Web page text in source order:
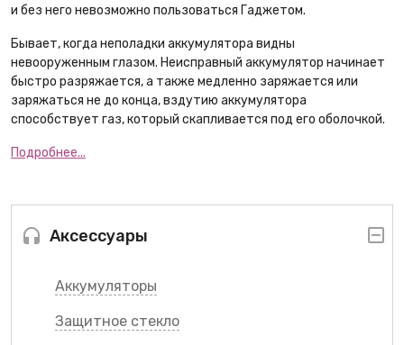
Аксессуары
Аккумуляторы
Защитное стекло
и без него невозможно пользоваться Гаджетом.
Бывает, когда неполадки аккумулятора видны
невооруженным глазом. Неисправный аккумулятор начинает
быстро разряжается, а также медленно заряжается или
заряжаться не до конца, вздутию аккумулятора
способствует газ, который скапливается под его оболочкой.
Подробнее...